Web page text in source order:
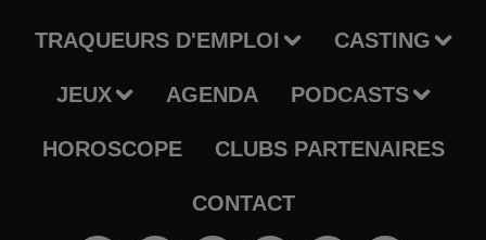
TRAQUEURS D'EMPLOI CASTING
JEUX AGENDA PODCASTS
HOROSCOPE CLUBS PARTENAIRES
CONTACT